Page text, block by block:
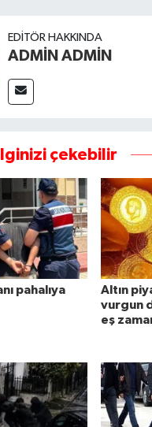
EDITÖR HAKKINDA
ADMİN ADMİN
çekebilir
pahalıya
Altın
vurgun
eş